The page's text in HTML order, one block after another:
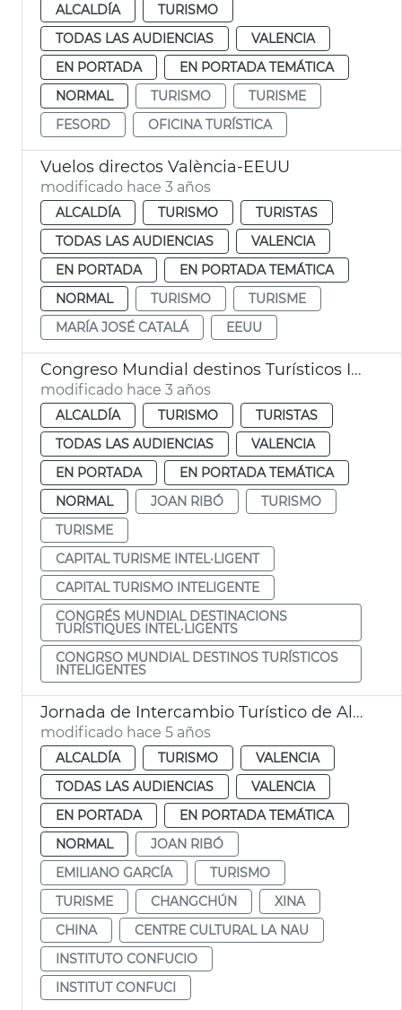
ALCALDÍA
TURISMO
TODAS LAS AUDIENCIAS
VALENCIA
EN PORTADA
EN PORTADA TEMÁTICA
NORMAL
TURISMO
TURISME
FESORD
OFICINA TURÍSTICA
Vuelos directos València-EEUU
modificado hace 3 años
ALCALDÍA TURISMO
TURISTAS
TODAS LAS AUDIENCIAS
VALENCIA
EN PORTADA
EN PORTADA TEMÁTICA
NORMAL
TURISMO
TURISME
MARÍA JOSÉ CATALÁ
EEUU
Congreso Mundial destinos Turísticos Inteligentes
modificado hace 3 años
ALCALDÍA TURISMO
TURISTAS
TODAS LAS AUDIENCIAS
VALENCIA
EN PORTADA
EN PORTADA TEMÁTICA
NORMAL
JOAN RIBÓ
TURISMO
TURISME
CAPITAL TURISME INTEL·LIGENT
CAPITAL TURISMO INTELIGENTE
CONGRÉS MUNDIAL DESTINACIONS
TURÍSTIQUES INTEL·LIGENTS
CONGRSO MUNDIAL DESTINOS TURÍSTICOS
INTELIGENTES
Jornada de Intercambio Turístico de Alto Nivel
modificado hace 5 años
ALCALDÍA TURISMO
VALENCIA
TODAS LAS AUDIENCIAS
VALENCIA
EN PORTADA
EN PORTADA TEMÁTICA
NORMAL
JOAN RIBÓ
EMILIANO GARCÍA
TURISMO
TURISME
CHANGCHÚN
XINA
CHINA
CENTRE CULTURAL LA NAU
INSTITUTO CONFUCIO
INSTITUT CONFUCI